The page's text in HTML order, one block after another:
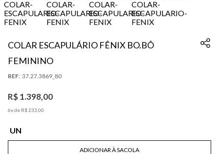
COLAR ESCAPULÁRIO FÊNIX BO.BÔ
FEMININO
: 37.27.3869_80
R$1.398,00
6x de R$233 00
UN
ADICIONAR À SACOLA